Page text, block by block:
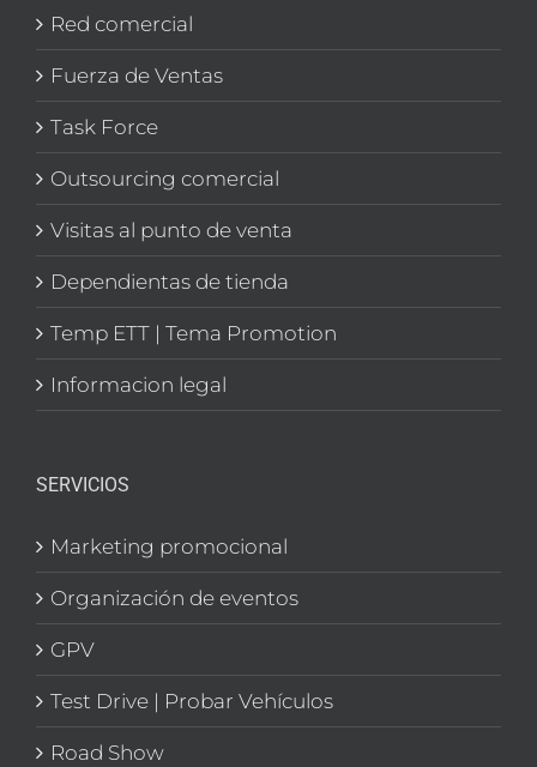
Red comercial
Fuerza de Ventas
Task Force
Outsourcing comercial
Visitas al punto de venta
Dependientas de tienda
Temp ETT | Tema Promotion
Informacion legal
SERVICIOS
Marketing promocional
Organización de eventos
GPV
Test Drive | Probar Vehículos
Road Show